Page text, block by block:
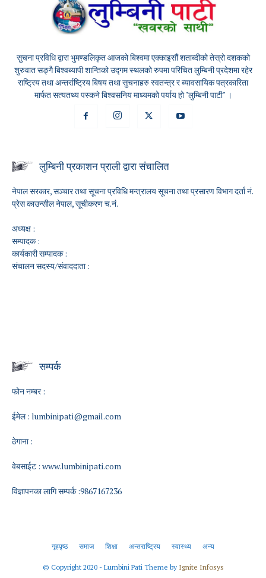
सुचना प्रविधि द्वारा भुमण्डलिकृत आजको बिश्वमा एक्काइसौं शताब्दीको तेस्रो दशकको
शुरुवात सङ्गै बिश्वब्यापी शान्तिको उद्गम स्थलको रुपमा परिचित लुम्बिनी प्रदेशमा रहेर
राष्ट्रिय तथा अन्तर्राष्ट्रिय बिषय तथा सुचनाहरु स्वतन्त्र र ब्यावसायिक पत्रकारिता
मार्फत सत्यतथ्य पस्कने बिश्वसनिय माध्यमको पर्याय हो "लुम्बिनी पाटी" ।
लुम्बिनी प्रकाशन प्राली द्वारा संचालित
नेपाल सरकार, सञ्चार तथा सूचना प्रविधि मन्त्रालय सूचना तथा प्रसारण विभाग दर्ता नं.
प्रेस काउन्सील नेपाल, सूचीकरण च.नं.
अध्यक्ष :
सम्पादक :
कार्यकारी सम्पादक :
संचालन सदस्य/संवाददाता :
सम्पर्क
फोन नम्बर :
ईमेल : lumbinipati@gmail.com
ठेगाना :
वेबसाईट : www.lumbinipati.com
विज्ञापनका लागि सम्पर्क :9867167236
गृहपृष्ठ समाज शिक्षा अन्तराष्ट्रिय स्वास्थ्य अन्य
© Copyright 2020 - Lumbini Pati Theme by Ignite Infosys